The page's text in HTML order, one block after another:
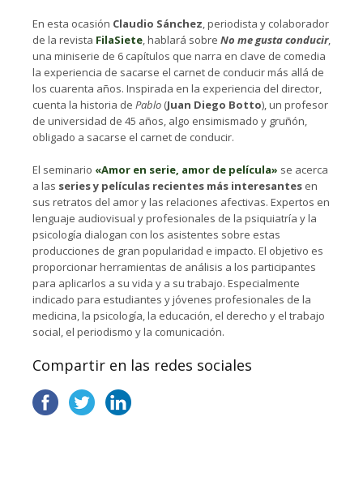
En esta ocasión Claudio Sánchez, periodista y colaborador
de la revista FilaSiete, hablará sobre No me gusta conducir,
una miniserie de 6 capítulos que narra en clave de comedia
la experiencia de sacarse el carnet de conducir más allá de
los cuarenta años. Inspirada en la experiencia del director,
cuenta la historia de Pablo (Juan Diego Botto), un profesor
de universidad de 45 años, algo ensimismado y gruñón,
obligado a sacarse el carnet de conducir.
El seminario «Amor en serie, amor de película» se acerca
a las series y películas recientes más interesantes en
sus retratos del amor y las relaciones afectivas. Expertos en
lenguaje audiovisual y profesionales de la psiquiatría y la
psicología dialogan con los asistentes sobre estas
producciones de gran popularidad e impacto. El objetivo es
proporcionar herramientas de análisis a los participantes
para aplicarlos a su vida y a su trabajo. Especialmente
indicado para estudiantes y jóvenes profesionales de la
medicina, la psicología, la educación, el derecho y el trabajo
social, el periodismo y la comunicación.
Compartir en las redes sociales